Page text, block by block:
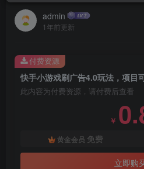
admin
1年前更新
此内容为付费资源，请付费后查看
￥
黄金会员 免费
立即购
付费资源